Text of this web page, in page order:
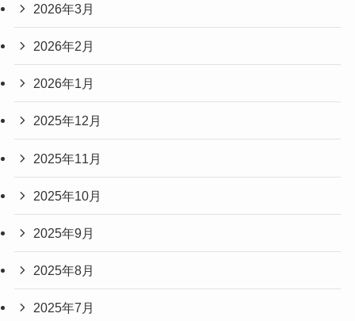
2026年3月
2026年2月
2026年1月
2025年12月
2025年11月
2025年10月
2025年9月
2025年8月
2025年7月